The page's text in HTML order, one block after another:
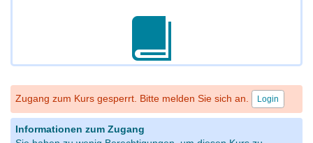
Zugang zum Kurs gesperrt. Bitte melden Sie sich an. Login
Informationen zum Zugang